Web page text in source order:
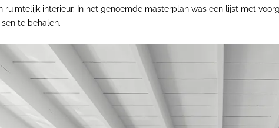
ruimtelijk interieur. In het genoemde masterplan was een lijst met
te behalen.